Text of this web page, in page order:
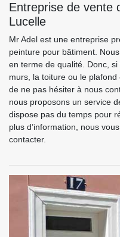
Entreprise de vente
Lucelle
Mr Adel est une entreprise
peinture pour bâtiment.
en terme de qualité. Donc,
murs, la toiture ou le
de ne pas hésiter à nous
nous proposons un service
dispose pas du temps pour
plus d’information, nous
contacter.